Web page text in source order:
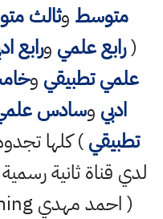
متوسط وثالث
(رابع علمي ورابع
علمي تطبيقي و
ادبي وسادس علمي
تطبيقي) كلها
لدي قناة ثانية